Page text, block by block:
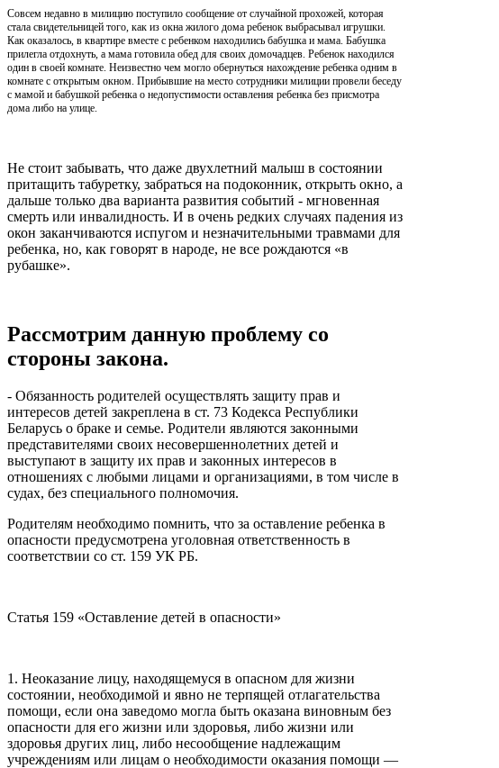
Совсем недавно в милицию поступило сообщение от случайной прохожей, которая
стала свидетельницей того, как из окна жилого дома ребенок выбрасывал игрушки.
Как оказалось, в квартире вместе с ребенком находились бабушка и мама. Бабушка
прилегла отдохнуть, а мама готовила обед для своих домочадцев. Ребенок находился
один в своей комнате. Неизвестно чем могло обернуться нахождение ребенка одним в
комнате с открытым окном. Прибывшие на место сотрудники милиции провели беседу
с мамой и бабушкой ребенка о недопустимости оставления ребенка без присмотра
дома либо на улице.
Не стоит забывать, что даже двухлетний малыш в состоянии
притащить табуретку, забраться на подоконник, открыть окно, а
дальше только два варианта развития событий - мгновенная
смерть или инвалидность. И в очень редких случаях падения из
окон заканчиваются испугом и незначительными травмами для
ребенка, но, как говорят в народе, не все рождаются «в
рубашке».
Рассмотрим данную проблему со
стороны закона.
- Обязанность родителей осуществлять защиту прав и
интересов детей закреплена в ст. 73 Кодекса Республики
Беларусь о браке и семье. Родители являются законными
представителями своих несовершеннолетних детей и
выступают в защиту их прав и законных интересов в
отношениях с любыми лицами и организациями, в том числе в
судах, без специального полномочия.
Родителям необходимо помнить, что за оставление ребенка в
опасности предусмотрена уголовная ответственность в
соответствии со ст. 159 УК РБ.
Статья 159 «Оставление детей в опасности»
1. Неоказание лицу, находящемуся в опасном для жизни
состоянии, необходимой и явно не терпящей отлагательства
помощи, если она заведомо могла быть оказана виновным без
опасности для его жизни или здоровья, либо жизни или
здоровья других лиц, либо несообщение надлежащим
учреждениям или лицам о необходимости оказания помощи —